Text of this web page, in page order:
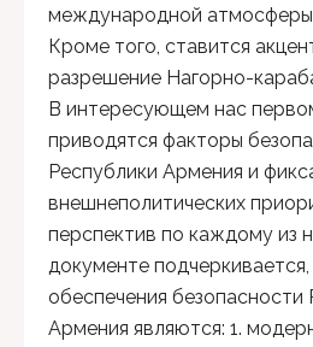
международной атмосферы
Кроме того, ставится
разрешение Нагорно-
В интересующем нас
приводятся факторы
Республики Армения и
внешнеполитических
перспектив по каждому из
документе
обеспечения безопасности
Армения являются: 1.